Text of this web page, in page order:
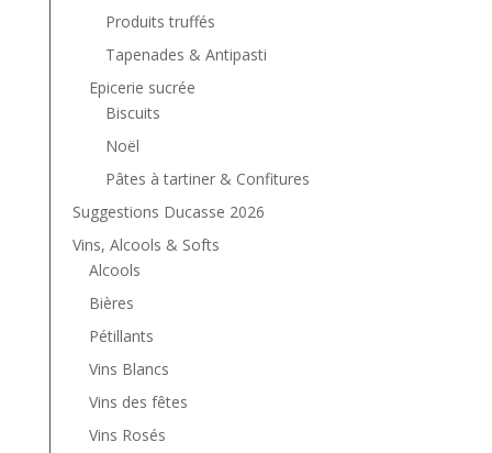
Produits truffés
Tapenades & Antipasti
Epicerie sucrée
Biscuits
Noël
Pâtes à tartiner & Confitures
Suggestions Ducasse 2026
Vins, Alcools & Softs
Alcools
Bières
Pétillants
Vins Blancs
Vins des fêtes
Vins Rosés